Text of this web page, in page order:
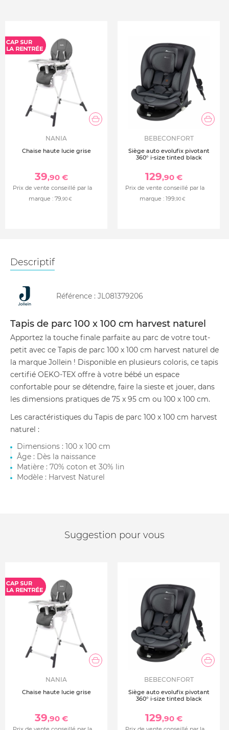
NANIA
Chaise haute lucie grise
39,90 €
Prix de vente conseillé par la
marque : 79,90 €
BEBECONFORT
Siège auto evolufix pivotant
360° i-size tinted black
129,90 €
Prix de vente conseillé par la
marque : 199,90 €
Descriptif
Référence : JL081379206
Tapis de parc 100 x 100 cm harvest naturel
Apportez la touche finale parfaite au parc de votre tout-
petit avec ce Tapis de parc 100 x 100 cm harvest naturel de
la marque Jollein ! Disponible en plusieurs coloris, ce tapis
certifié OEKO-TEX offre à votre bébé un espace
confortable pour se détendre, faire la sieste et jouer, dans
les dimensions pratiques de 75 x 95 cm ou 100 x 100 cm.
Les caractéristiques du Tapis de parc 100 x 100 cm harvest
naturel :
Dimensions : 100 x 100 cm
Âge : Dès la naissance
Matière : 70% coton et 30% lin
Modèle : Harvest Naturel
Suggestion pour vous
NANIA
Chaise haute lucie grise
39,90 €
BEBECONFORT
Siège auto evolufix pivotant
360° i-size tinted black
129,90 €